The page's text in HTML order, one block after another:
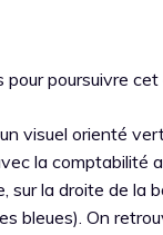
poursuivre
visuel orienté
la
sur la droite de la
bleues). On